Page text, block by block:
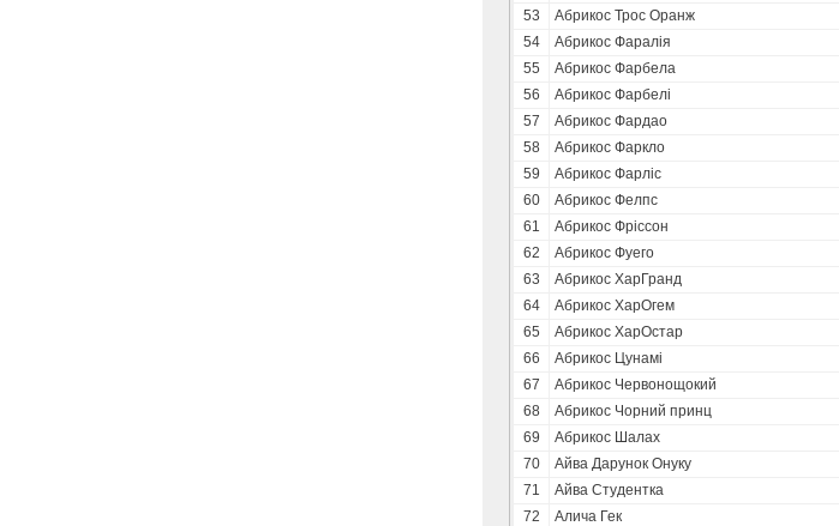
53 Абрикос Трос Оранж
54 Абрикос Фаралія
55 Абрикос Фарбела
56 Абрикос Фарбелі
57 Абрикос Фардао
58 Абрикос Фаркло
59 Абрикос Фарліс
60 Абрикос Фелпс
61 Абрикос Фріссон
62 Абрикос Фуего
63 Абрикос ХарГранд
64 Абрикос ХарОгем
65 Абрикос ХарОстар
66 Абрикос Цунамі
67 Абрикос Червонощокий
68 Абрикос Чорний принц
69 Абрикос Шалах
70 Айва Дарунок Онуку
71 Айва Студентка
72 Алича Гек